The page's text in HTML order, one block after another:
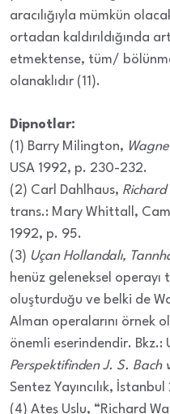
aracılığıyla mümkün
ortadan kaldırıldığında
etmektense, tüm/
olanaklıdır (11).
Dipnotlar:
(1) Barry Milington,
USA 1992, p. 230-232.
(2) Carl Dahlhaus, Richard
trans.: Mary Whittall,
1992, p. 95.
(3) Uçan Hollandalı,
henüz geleneksel
oluşturduğu ve belki de
Alman operalarını örnek
önemli eserindendir. Bkz.:
Perspektifinden J. S. Bach
Sentez Yayıncılık,
(4) Ateş Uslu, “Richard